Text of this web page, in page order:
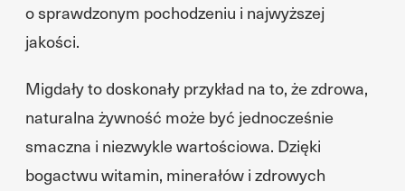
o sprawdzonym pochodzeniu i najwyższej
jakości.
Migdały to doskonały przykład na to, że zdrowa,
naturalna żywność może być jednocześnie
smaczna i niezwykle wartościowa. Dzięki
bogactwu witamin, minerałów i zdrowych